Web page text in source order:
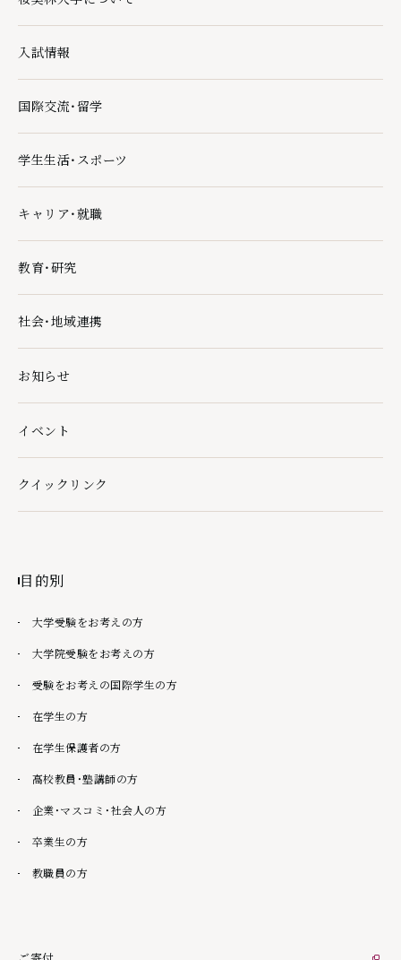
桜美林大学についての下層ページ一覧を開く
入試情報
入試情報の下層ページ一覧を開く
国際交流・留学
国際交流・留学の下層ページ一覧を開く
学生生活・スポーツ
学生生活・スポーツの下層ページ一覧を開く
キャリア・就職
キャリア・就職の下層ページ一覧を開く
教育・研究
教育・研究の下層ページ一覧を開く
社会・地域連携
社会・地域連携の下層ページ一覧を開く
お知らせ
イベント
クイックリンク
クイックリンクの下層ページ一覧を開く
目的別
大学受験をお考えの方
大学院受験をお考えの方
受験をお考えの国際学生の方
在学生の方
在学生保護者の方
高校教員・塾講師の方
企業・マスコミ・社会人の方
卒業生の方
教職員の方